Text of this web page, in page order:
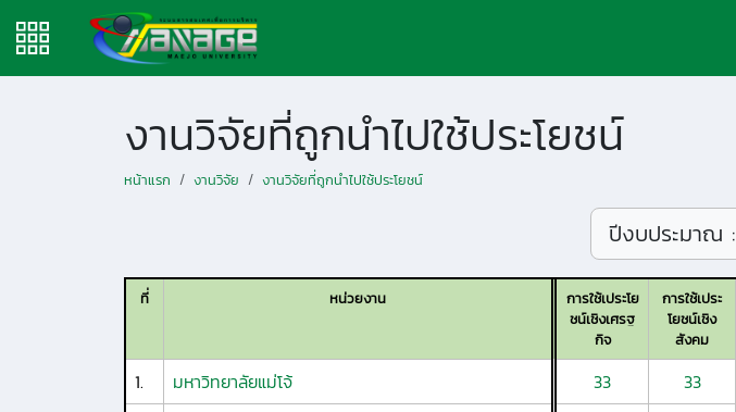
งานวิจัยที่ถูกนำไปใช้ประโยชน์
หน้าแรก งานวิจัย งานวิจัยที่ถูกนำไปใช้ประโยชน์
ปีงบประมาณ :
ที่ หน่วยงาน
การใช้เประโย
ชน์เชิงเศรฐ
กิจ
การใช้เประ
โยชน์เชิง
สังคม
1. มหาวิทยาลัยแม่โจ้ 33 33